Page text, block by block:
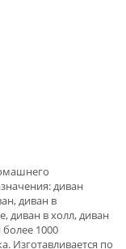
диван
диван в
диван в холл, диван
1000
Изготавливается по